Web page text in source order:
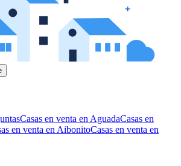
Casas en venta en AguadaCasas en
en venta en AibonitoCasas en venta en